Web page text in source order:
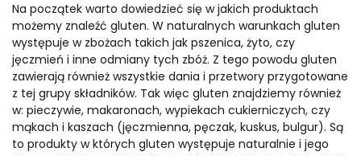
Na początek warto dowiedzieć się w jakich produktach
możemy znaleźć gluten. W naturalnych warunkach gluten
występuje w zbożach takich jak pszenica, żyto, czy
jęczmień i inne odmiany tych zbóż. Z tego powodu gluten
zawierają również wszystkie dania i przetwory przygotowane
z tej grupy składników. Tak więc gluten znajdziemy również
w: pieczywie, makaronach, wypiekach cukierniczych, czy
mąkach i kaszach (jęczmienna, pęczak, kuskus, bulgur). Są
to produkty w których gluten występuje naturalnie i jego